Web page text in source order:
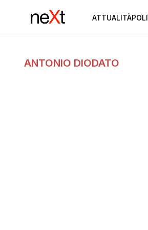
ATTUALITÀ
ANTONIO DIODATO